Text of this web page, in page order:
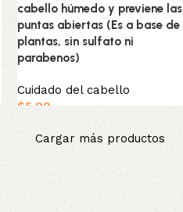
cabello húmedo y previene las
puntas abiertas (Es a base de
plantas, sin sulfato ni
parabenos)
Cuidado del cabello
$5.99
Añadir al carrito
Cargar más productos